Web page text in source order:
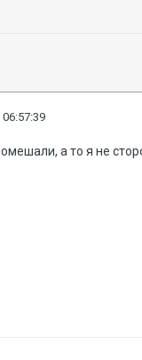
а то я не